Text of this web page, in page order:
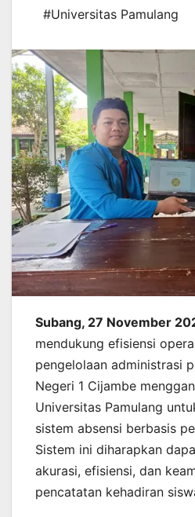
#Universitas Pamulang
Subang, 27 November
mendukung efisiensi
pengelolaan administrasi
Negeri 1 Cijambe
Universitas Pamulang
sistem absensi berbasis
Sistem ini diharapkan
akurasi, efisiensi, dan
pencatatan kehadiran